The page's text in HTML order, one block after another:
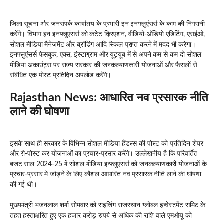
जिला सूचना और जनसंपर्क कार्यालय के प्रभारी इन इनफ्लुएंसर्स के काम की निगरानी
करेंगे। विभाग इन इनफ्लुएंसर्स को कंटेट क्रिएशन, वीडियो-ऑडियो एडिटिंग, एसईओ,
सोशल मीडिया मैनेजमेंट और ब्रांडिंग आदि स्किल प्राप्त करने में मदद भी करेगा।
इनफ्लुएंसर्स फेसबुक, एक्स, इंस्टाग्राम और यूट्यूब में से अपने कम से कम दो सोशल
मीडिया अकाउंट्स पर राज्य सरकार की जनकल्याणकारी योजनाओं और फैसलों से
संबंधित एक पोस्ट प्रतिदिन अपलोड करेंगे।
Rajasthan News: आधारित नव प्रसारक नीति
लाने की घोषणा
इसके साथ ही सरकार के विभिन्न सोशल मीडिया हैंडल्स की पोस्ट को प्रतिदिन शेयर
और री-पोस्ट कर योजनाओं का प्रचार-प्रसार करेंगे। उल्लेखनीय है कि परिवर्तित
बजट साल 2024-25 में सोशल मीडिया इन्फ्लुएंसर्स को जनकल्याणकारी योजनाओं के
प्रचार-प्रसार में जोड़ने के लिए कौशल आधारित नव प्रसारक नीति लाने की घोषणा
की गई थी।
मुख्यमंत्री भजनलाल शर्मा सोमवार को राइजिंग राजस्थान ग्लोबल इन्वेस्टमेंट समिट के
तहत हस्ताक्षरित हुए एक हजार करोड़ रुपये से अधिक की राशि वाले एमओयू को